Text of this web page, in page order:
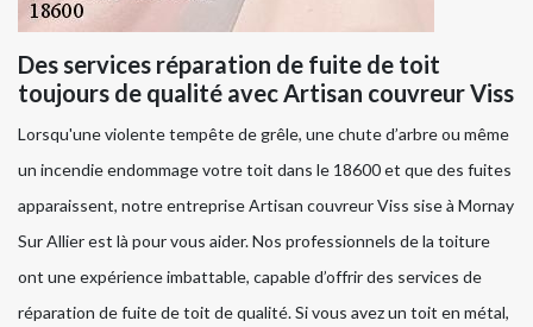
Des services réparation de fuite de toit
toujours de qualité avec Artisan couvreur Viss
Lorsqu'une violente tempête de grêle, une chute d’arbre ou même
un incendie endommage votre toit dans le 18600 et que des fuites
apparaissent, notre entreprise Artisan couvreur Viss sise à Mornay
Sur Allier est là pour vous aider. Nos professionnels de la toiture
ont une expérience imbattable, capable d’offrir des services de
réparation de fuite de toit de qualité. Si vous avez un toit en métal,